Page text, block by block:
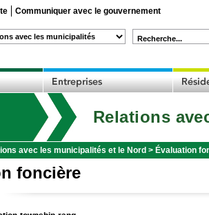
Communiquer avec le gouvernement
Recherche...
Relations
avec les municipalités et le Nord > Évaluation
foncière